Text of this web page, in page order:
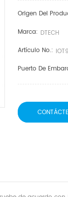
Origen Del
Marca: DTECH
Artículo No.:
Puerto De